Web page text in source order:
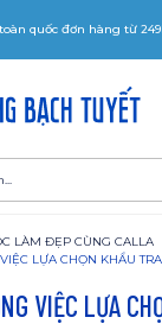
quốc đơn hàng từ
LÀM ĐẸP CÙNG CALLA
LỰA CHỌN KHẨU
VIỆC LỰA